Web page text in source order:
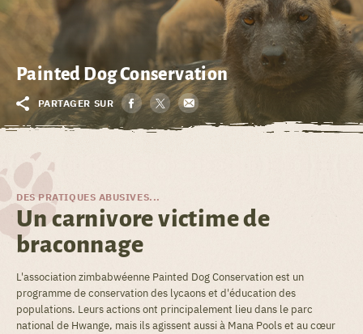
Painted Dog Conservation
PARTAGER SUR
DES PRATIQUES ABUSIVES...
Un carnivore victime de
braconnage
L'association zimbabwéenne Painted Dog Conservation est un
programme de conservation des lycaons et d'éducation des
populations. Leurs actions ont principalement lieu dans le parc
national de Hwange, mais ils agissent aussi à Mana Pools et au cœur